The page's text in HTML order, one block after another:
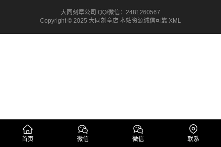
大同刻章公司 QQ/微信：2481260567
Copyright © 2025 大同刻章店 本站资源诚信可靠 XML
首页 微信 微信 联系